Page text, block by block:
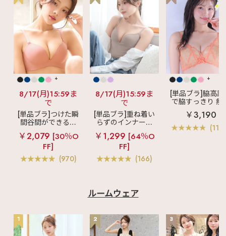
+
8/17(月)15:59ま
で
[単品ブラ]つけた瞬
間谷間ができるシ
ームレスブラ
超
盛ブラ(R) シームレ
ス 単品ブラジャー
￥2,079 [30％O
FF]
(970)
8/17(月)15:59ま
で
[単品ブラ]重ね着い
らずのインナーブ
ラ
リッチバスト
ブラトップ (ワイヤ
ー入り)
￥1,299 [64％O
FF]
(166)
+
[単品ブラ]脇高設
で脇すっきり 痩
見えブラ
カシ
クールレース脇
ブラ(R) 単品ブラ
ャー
￥3,190
ルームウェア
1 2 3